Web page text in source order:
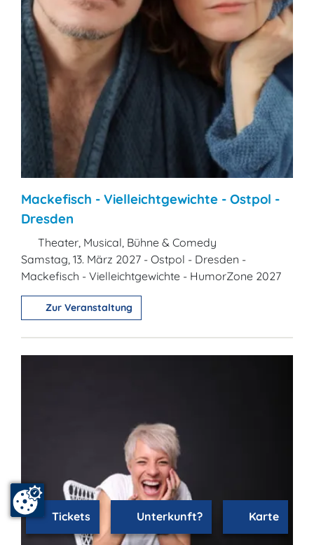
Mackefisch - Vielleichtgewichte - Ostpol -
Dresden
Theater, Musical, Bühne & Comedy
Samstag, 13. März 2027 - Ostpol - Dresden -
Mackefisch - Vielleichtgewichte - HumorZone 2027
Zur Veranstaltung
Tickets Unterkunft? Karte